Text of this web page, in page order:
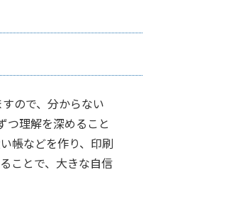
ので、分からない
つ理解を深めること
帳などを作り、印刷
ことで、大きな自信